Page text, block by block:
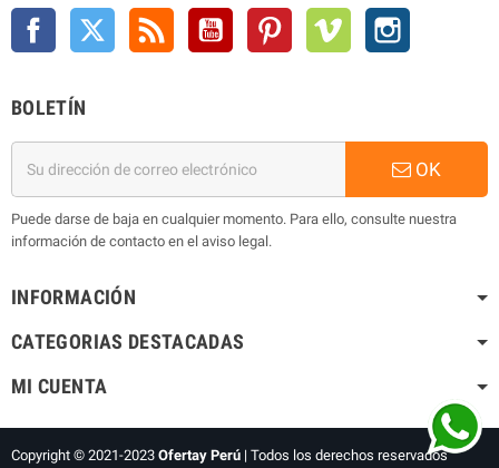
Facebook Twitter Rss YouTube Pinterest Vimeo
BOLETÍN
OK
Puede darse de baja en cualquier momento. Para ello, consulte nuestra
información de contacto en el aviso legal.
INFORMACIÓN
CATEGORIAS DESTACADAS
MI CUENTA
Copyright © 2021-2023 Ofertay Perú | Todos los derechos reservados